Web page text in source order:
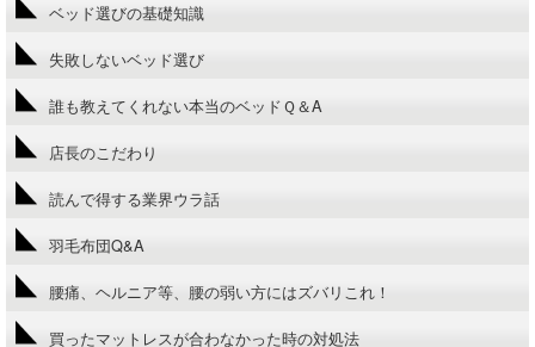
ベッド選びの基礎知識
失敗しないベッド選び
誰も教えてくれない本当のベッドＱ＆A
店長のこだわり
読んで得する業界ウラ話
羽毛布団Q&A
腰痛、ヘルニア等、腰の弱い方にはズバリこれ！
買ったマットレスが合わなかった時の対処法